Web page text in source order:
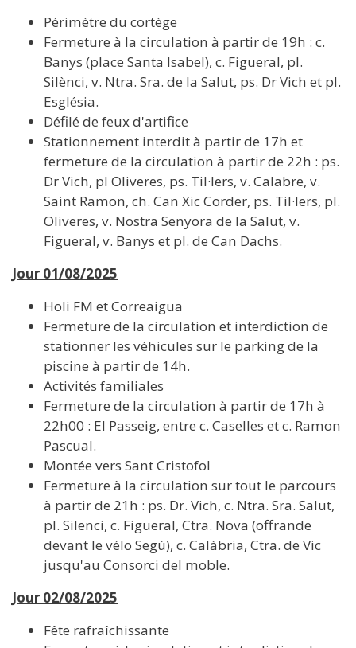
Périmètre du cortège
Fermeture à la circulation à partir de 19h : c.
Banys (place Santa Isabel), c. Figueral, pl.
Silènci, v. Ntra. Sra. de la Salut, ps. Dr Vich et pl.
Església.
Défilé de feux d'artifice
Stationnement interdit à partir de 17h et
fermeture de la circulation à partir de 22h : ps.
Dr Vich, pl Oliveres, ps. Til·lers, v. Calabre, v.
Saint Ramon, ch. Can Xic Corder, ps. Til·lers, pl.
Oliveres, v. Nostra Senyora de la Salut, v.
Figueral, v. Banys et pl. de Can Dachs.
Jour 01/08/2025
Holi FM et Correaigua
Fermeture de la circulation et interdiction de
stationner les véhicules sur le parking de la
piscine à partir de 14h.
Activités familiales
Fermeture de la circulation à partir de 17h à
22h00 : El Passeig, entre c. Caselles et c. Ramon
Pascual.
Montée vers Sant Cristofol
Fermeture à la circulation sur tout le parcours
à partir de 21h : ps. Dr. Vich, c. Ntra. Sra. Salut,
pl. Silenci, c. Figueral, Ctra. Nova (offrande
devant le vélo Segú), c. Calàbria, Ctra. de Vic
jusqu'au Consorci del moble.
Jour 02/08/2025
Fête rafraîchissante